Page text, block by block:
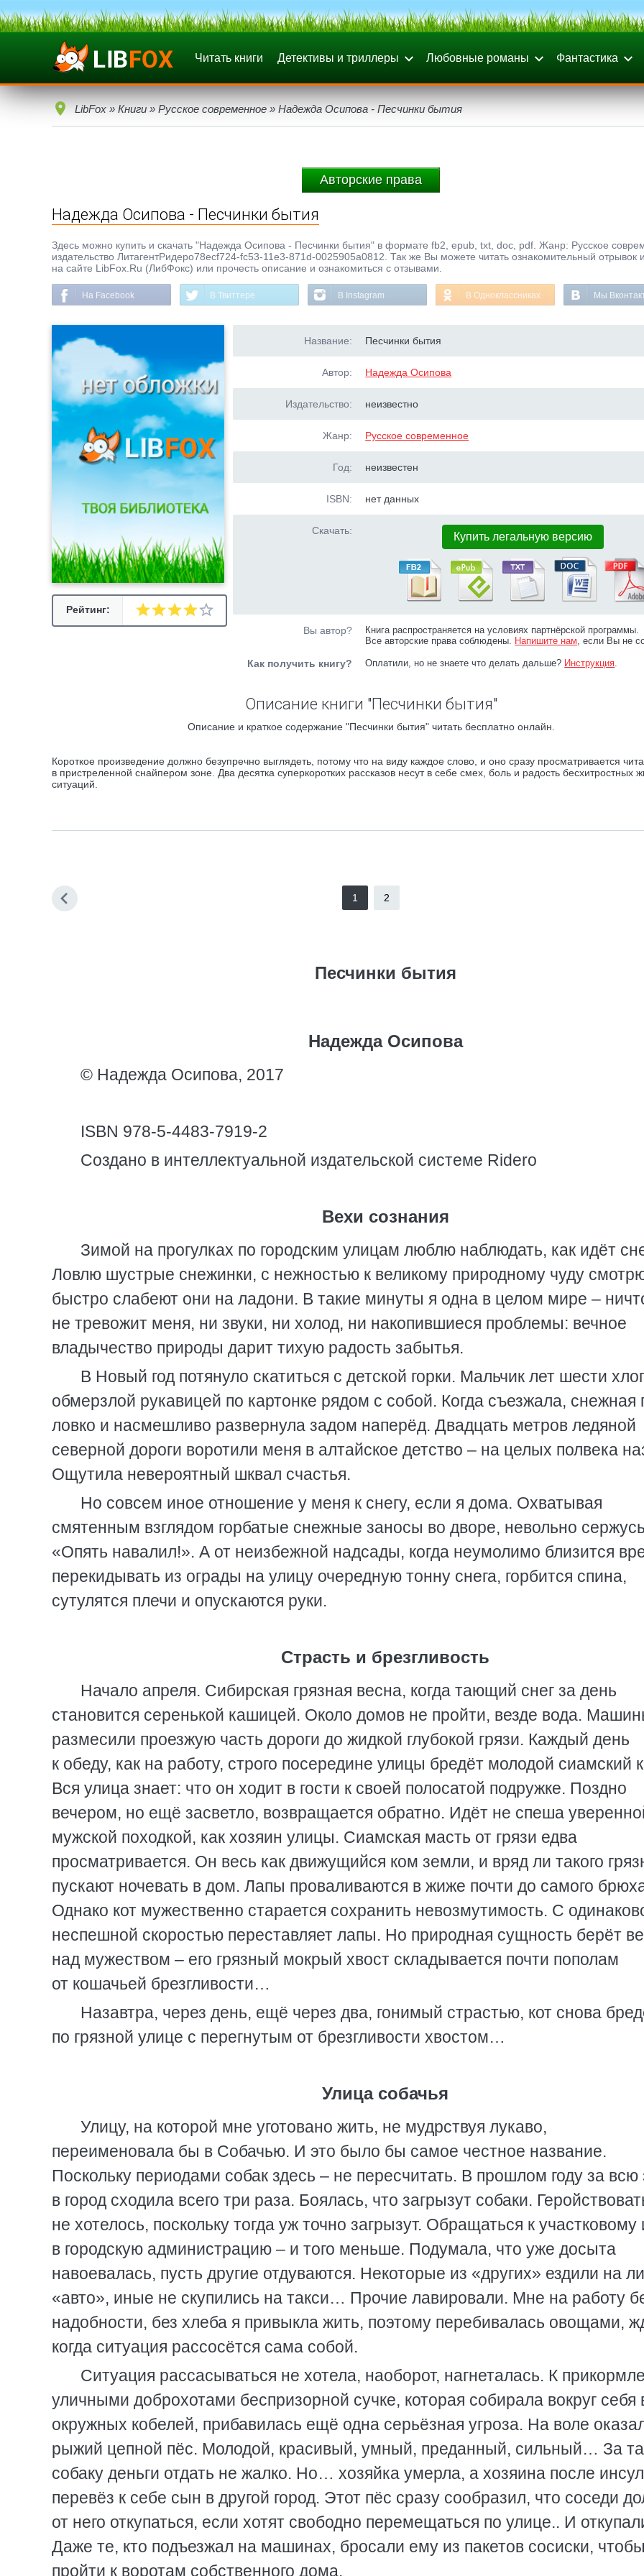
Читать книги Детективы и триллеры Любовные романы Фантастика
LibFox » Книги » Русское современное » Надежда Осипова - Песчинки бытия
Авторские права
Надежда Осипова - Песчинки бытия
Здесь можно купить и скачать "Надежда Осипова - Песчинки бытия" в формате fb2, epub, txt, doc, pdf. Жанр: Русское
издательство ЛитагентРидеро78ecf724-fc53-11e3-871d-0025905a0812. Так же Вы можете читать ознакомительный отрывок
на сайте LibFox.Ru (ЛибФокс) или прочесть описание и ознакомиться с отзывами.
На Facebook В Твиттере В Instagram В Одноклассниках Мы
Рейтинг:
Название: Песчинки бытия
Автор: Надежда Осипова
Издательство: неизвестно
Жанр: Русское современное
Год: неизвестен
ISBN: нет данных
Скачать: Купить легальную версию
Вы автор?
Книга распространяется на условиях партнёрской программы.
Все авторские права соблюдены. Напишите нам, если Вы не
Как получить книгу? Оплатили, но не знаете что делать дальше? Инструкция.
Описание книги "Песчинки бытия"
Описание и краткое содержание "Песчинки бытия" читать бесплатно онлайн.
Короткое произведение должно безупречно выглядеть, потому что на виду каждое слово, и оно сразу просматривается
в пристреленной снайпером зоне. Два десятка суперкоротких рассказов несут в себе смех, боль и радость бесхитростных
ситуаций.
1 2
Песчинки бытия
Надежда Осипова
© Надежда Осипова, 2017
ISBN 978-5-4483-7919-2
Создано в интеллектуальной издательской системе Ridero
Вехи сознания
Зимой на прогулках по городским улицам люблю наблюдать, как идёт
Ловлю шустрые снежинки, с нежностью к великому природному чуду
быстро слабеют они на ладони. В такие минуты я одна в целом мире –
не тревожит меня, ни звуки, ни холод, ни накопившиеся проблемы: вечное
владычество природы дарит тихую радость забытья.
В Новый год потянуло скатиться с детской горки. Мальчик лет шести
обмерзлой рукавицей по картонке рядом с собой. Когда съезжала, снежная
ловко и насмешливо развернула задом наперёд. Двадцать метров ледяной
северной дороги воротили меня в алтайское детство – на целых полвека
Ощутила невероятный шквал счастья.
Но совсем иное отношение у меня к снегу, если я дома. Охватывая
смятенным взглядом горбатые снежные заносы во дворе, невольно
«Опять навалил!». А от неизбежной надсады, когда неумолимо близится
перекидывать из ограды на улицу очередную тонну снега, горбится спина,
сутулятся плечи и опускаются руки.
Страсть и брезгливость
Начало апреля. Сибирская грязная весна, когда тающий снег за день
становится серенькой кашицей. Около домов не пройти, везде вода.
размесили проезжую часть дороги до жидкой глубокой грязи. Каждый день
к обеду, как на работу, строго посередине улицы бредёт молодой сиамский
Вся улица знает: что он ходит в гости к своей полосатой подружке. Поздно
вечером, но ещё засветло, возвращается обратно. Идёт не спеша
мужской походкой, как хозяин улицы. Сиамская масть от грязи едва
просматривается. Он весь как движущийся ком земли, и вряд ли такого
пускают ночевать в дом. Лапы проваливаются в жиже почти до самого
Однако кот мужественно старается сохранить невозмутимость. С
неспешной скоростью переставляет лапы. Но природная сущность берёт
над мужеством – его грязный мокрый хвост складывается почти пополам
от кошачьей брезгливости…
Назавтра, через день, ещё через два, гонимый страстью, кот снова
по грязной улице с перегнутым от брезгливости хвостом…
Улица собачья
Улицу, на которой мне уготовано жить, не мудрствуя лукаво,
переименовала бы в Собачью. И это было бы самое честное название.
Поскольку периодами собак здесь – не пересчитать. В прошлом году за всю
в город сходила всего три раза. Боялась, что загрызут собаки.
не хотелось, поскольку тогда уж точно загрызут. Обращаться к участковому
в городскую администрацию – и того меньше. Подумала, что уже досыта
навоевалась, пусть другие отдуваются. Некоторые из «других» ездили на
«авто», иные не скупились на такси… Прочие лавировали. Мне на работу
надобности, без хлеба я привыкла жить, поэтому перебивалась овощами,
когда ситуация рассосётся сама собой.
Ситуация рассасываться не хотела, наоборот, нагнеталась. К
уличными доброхотами беспризорной сучке, которая собирала вокруг себя
окружных кобелей, прибавилась ещё одна серьёзная угроза. На воле
рыжий цепной пёс. Молодой, красивый, умный, преданный, сильный… За
собаку деньги отдать не жалко. Но… хозяйка умерла, а хозяина после
перевёз к себе сын в другой город. Этот пёс сразу сообразил, что соседи
от него откупаться, если хотят свободно перемещаться по улице.. И
Даже те, кто подъезжал на машинах, бросали ему из пакетов сосиски, чтобы
пройти к воротам собственного дома.